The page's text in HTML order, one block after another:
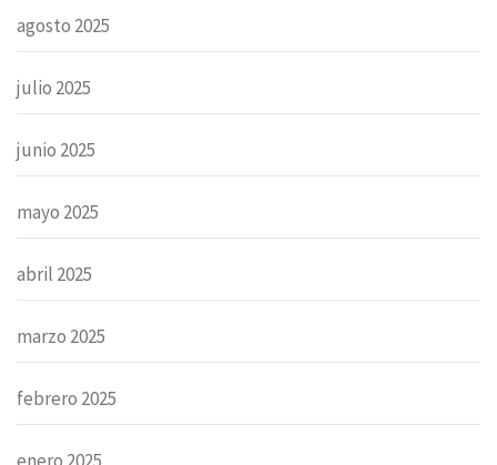
agosto 2025
julio 2025
junio 2025
mayo 2025
abril 2025
marzo 2025
febrero 2025